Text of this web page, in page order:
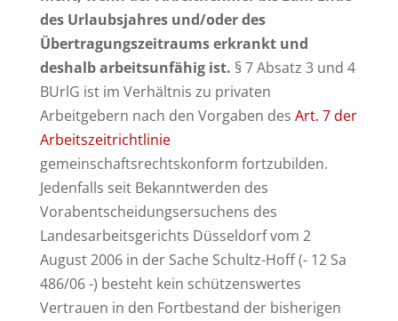
des Urlaubsjahres und/oder des
Übertragungszeitraums erkrankt und
deshalb arbeitsunfähig ist. § 7 Absatz 3 und 4
BUrlG ist im Verhältnis zu privaten
Arbeitgebern nach den Vorgaben des Art. 7 der
Arbeitszeitrichtlinie
gemeinschaftsrechtskonform fortzubilden.
Jedenfalls seit Bekanntwerden des
Vorabentscheidungsersuchens des
Landesarbeitsgerichts Düsseldorf vom 2
August 2006 in der Sache Schultz-Hoff (- 12 Sa
486/06 -) besteht kein schützenswertes
Vertrauen in den Fortbestand der bisherigen